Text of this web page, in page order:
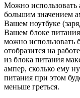
Можно использовать
большим значением
Вашем ноутбуке
Вашем блоке
можно использовать
отобразится на
из блока питания
ампер, сколько ему
питания при этом
меньше греться.